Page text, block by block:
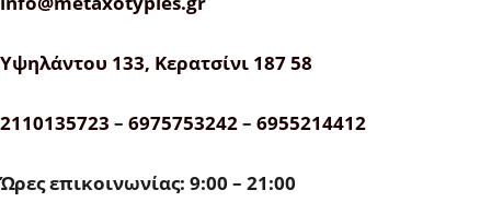
Υψηλάντου 133, Κερατσίνι 187 58
2110135723 – 6975753242– 6955214412
Ώρες επικοινωνίας: 9:00 – 21:00